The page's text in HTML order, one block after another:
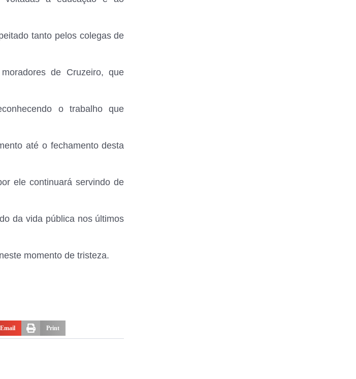
tanto pelos colegas de
de Cruzeiro, que
o trabalho que
até o fechamento desta
ele continuará servindo de
da vida pública nos últimos
momento de tristeza.
Email Print